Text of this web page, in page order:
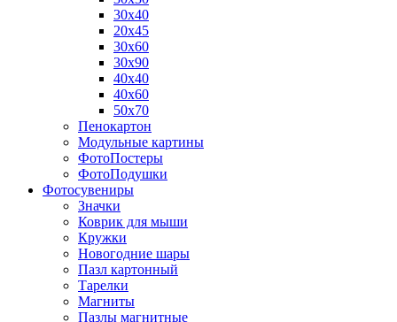
30х40
20х45
30х60
30х90
40х40
40х60
50х70
Пенокартон
Модульные картины
ФотоПостеры
ФотоПодушки
Фотоcувениры
Значки
Коврик для мыши
Кружки
Новогодние шары
Пазл картонный
Тарелки
Магниты
Пазлы магнитные